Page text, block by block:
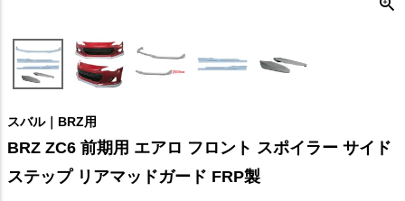
スバル｜BRZ用
BRZ ZC6 前期用 エアロ フロント スポイラー サイド
ステップ リアマッドガード FRP製